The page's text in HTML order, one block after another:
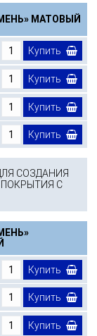
МАТОВЫЙ
Купить
Купить
Купить
Купить
СОЗДАНИЯ
С
Купить
Купить
Купить